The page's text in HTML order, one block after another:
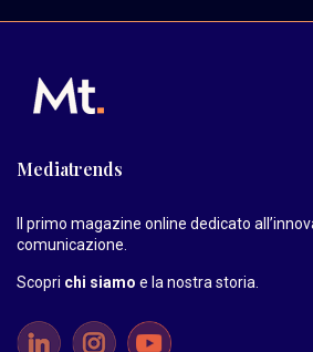
Mediatrends
Il primo magazine online dedicato
comunicazione.
Scopri chi siamo e la nostra storia